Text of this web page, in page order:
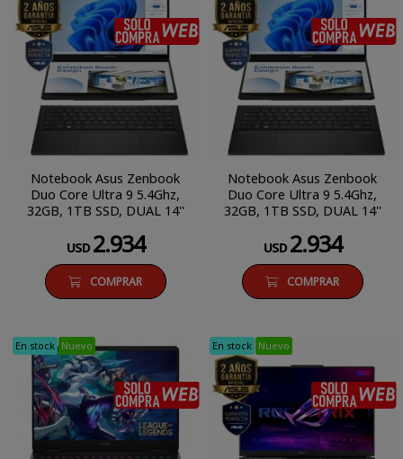
SÓLO COMPRA WEB
Notebook Asus Zenbook
Duo Core Ultra 9 5.4Ghz,
32GB, 1TB SSD, DUAL 14''
USD 2.934
COMPRAR
Notebook Asus Zenbook
Duo Core Ultra 9 5.4Ghz,
32GB, 1TB SSD, DUAL 14''
USD 2.934
COMPRAR
En stock
SÓLO COMPRA WEB
Nuevo En stock Nuevo